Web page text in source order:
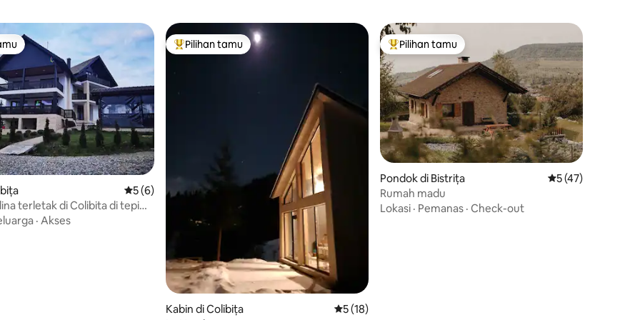
5 ulasan
Nilai rata-rata 5 dari 5, 6 ulasan
5 (6)
terletak di Colibita di tepi
· Akses
Pilihan tamu terpopuler
Pilihan tamu
Kabin di Colibița Nilai rata-rata 5 dari 5, 18 ulasan
5 (18)
Pilihan tamu terpopuler
Pilihan tamu
Pondok di Bistrița Nilai rata-rata 5
5 (47)
Rumah madu
Lokasi · Pemanas · Check-out